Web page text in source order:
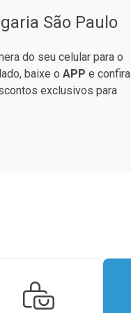
Ativar Desconto
São Paulo
do seu celular para o
baixe o APP e confira
exclusivos para